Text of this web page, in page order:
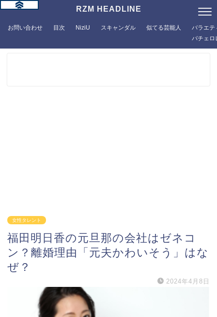
RZM HEADLINE
お問い合わせ 目次 NiziU スキャンダル 似てる芸能人
バラエテ
バチェロ
女性タレント
福田明日香の元旦那の会社はゼネコ
ン？離婚理由「元夫かわいそう」はな
ぜ？
2024年4月8日